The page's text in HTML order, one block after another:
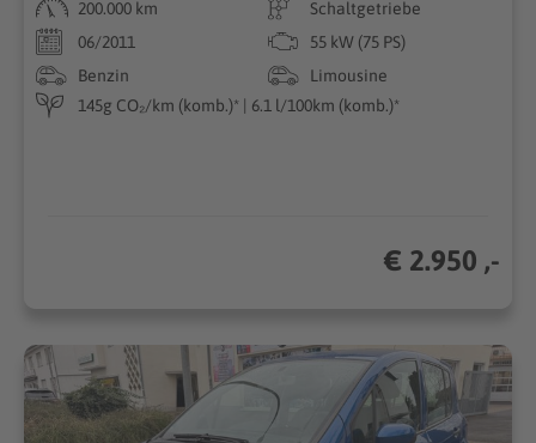
200.000 km
Schaltgetriebe
06/2011
55 kW (75 PS)
Benzin
Limousine
145g CO₂/km (komb.)* | 6.1 l/100km (komb.)*
€ 2.950 ,-